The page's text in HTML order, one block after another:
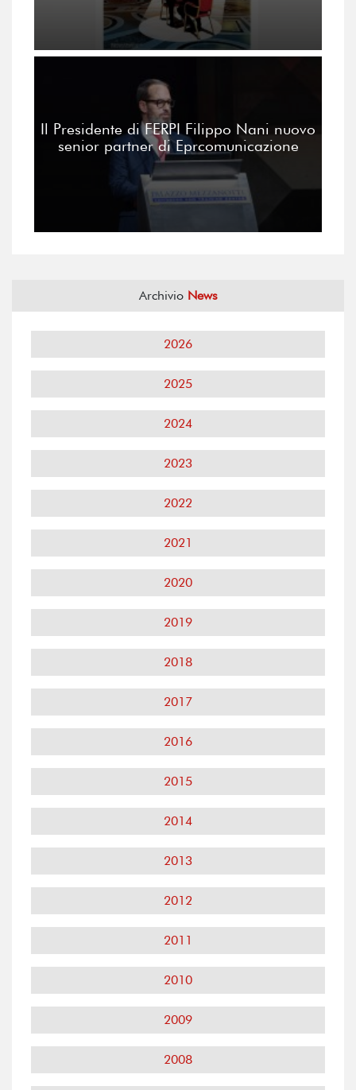
Il Presidente di FERPI Filippo Nani nuovo
senior partner di Eprcomunicazione
Archivio News
2026
2025
2024
2023
2022
2021
2020
2019
2018
2017
2016
2015
2014
2013
2012
2011
2010
2009
2008